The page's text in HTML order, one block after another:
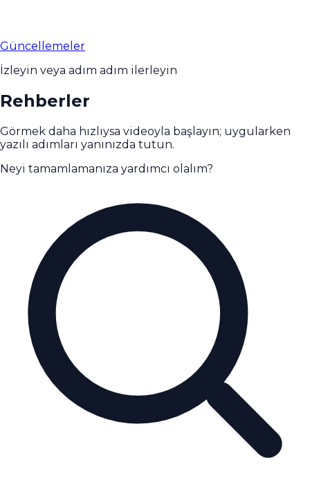
Güncellemeler
İzleyin veya adım adım ilerleyin
Rehberler
Görmek daha hızlıysa videoyla başlayın; uygularken
yazılı adımları yanınızda tutun.
Neyi tamamlamanıza yardımcı olalım?